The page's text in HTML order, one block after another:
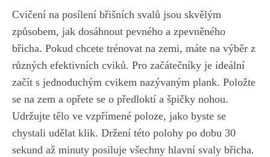
Cvičení⁢ na ⁢posílení břišních ‌svalů jsou​ skvělým ​
způsobem, jak dosáhnout⁣ pevného a zpevněného ​
břicha. Pokud ​chcete‍ trénovat na zemi, máte na výběr z
různých⁢ efektivních‍ cviků.‍ Pro začátečníky je ideální⁤
začít ⁢s jednoduchým cvikem nazývaným plank. Položte
se na zem a opřete ‌se ⁤o předloktí⁤ a⁣ špičky nohou.​
Udržujte tělo ve vzpřímené poloze, jako ‌byste se
⁤chystali udělat klik. Držení této polohy po dobu 30
sekund až minuty posiluje všechny hlavní svaly břicha.